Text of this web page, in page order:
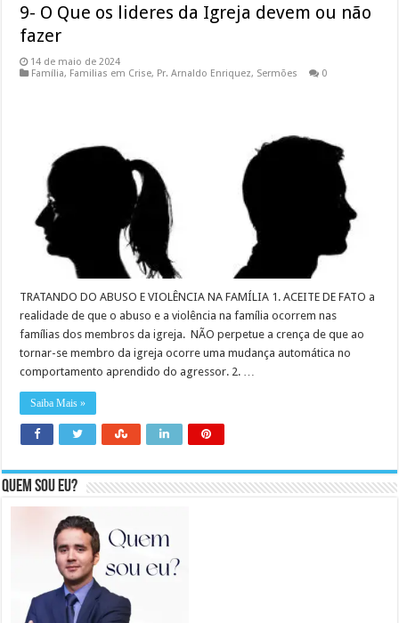
9- O Que os lideres da Igreja devem ou não
fazer
14 de maio de 2024
Família, Familias em Crise, Pr. Arnaldo Enriquez, Sermões 0
TRATANDO DO ABUSO E VIOLÊNCIA NA FAMÍLIA 1. ACEITE DE FATO a
realidade de que o abuso e a violência na família ocorrem nas
famílias dos membros da igreja. NÃO perpetue a crença de que ao
tornar-se membro da igreja ocorre uma mudança automática no
comportamento aprendido do agressor. 2. …
Saiba Mais »
Quem sou eu?